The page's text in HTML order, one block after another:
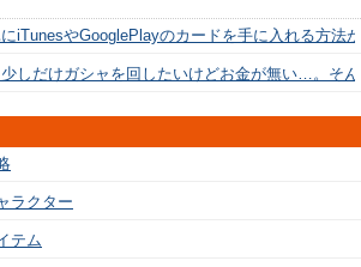
にiTunesやGooglePlayのカードを手に入れる方法
少しだけガシャを回したいけどお金が無い…。そ
ラクター
テム